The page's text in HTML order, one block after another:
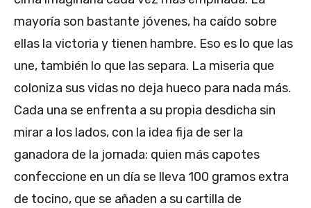
mayoría son bastante jóvenes, ha caído sobre
ellas la victoria y tienen hambre. Eso es lo que las
une, también lo que las separa. La miseria que
coloniza sus vidas no deja hueco para nada más.
Cada una se enfrenta a su propia desdicha sin
mirar a los lados, con la idea fija de ser la
ganadora de la jornada: quien más capotes
confeccione en un día se lleva 100 gramos extra
de tocino, que se añaden a su cartilla de